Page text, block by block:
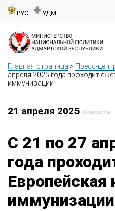
РУС УДМ
Главная страница > Пресс-
апреля 2025 года проходит
иммунизации
21 апреля 2025 Новости
С 21 по 27
года
Европейская
иммунизации